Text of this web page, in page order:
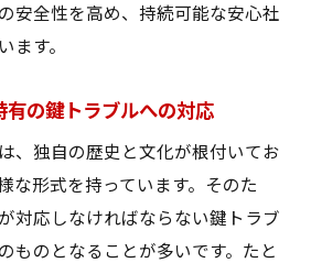
安全性を高める鍵交換の力
トラブルに対応する奈良県大和
の安心感を提供する鍵交換
に即応するための体制
を24時間支える鍵交換
心、24時間体制の理由
安全性を高め、持続可能な安心社
ます。
有の鍵トラブルへの対応
、独自の歴史と文化が根付いてお
な形式を持っています。そのた
対応しなければならない鍵トラブ
ものとなることが多いです。たと